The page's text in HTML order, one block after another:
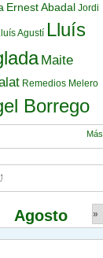
Ernest Abadal Jordi
Agustí Lluís
Maite
Remedios Melero
Borrego
Más
Agosto »